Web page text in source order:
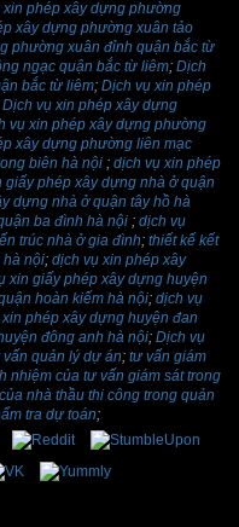
xin phép xây dựng phường
xây dựng phường xuân tảo
phường xuân đỉnh quận bắc từ
ngạc quận bắc từ liêm; Dịch
bắc từ liêm; Dịch vụ xin phép
Dịch vụ xin phép xây dựng
vụ xin phép xây dựng phường
xây dựng phường liên mạc
biên hà nội ; dịch vụ xin phép
giấy phép xây dựng nhà ở quận
dựng nhà ở quận tây hồ hà
ba đình hà nội ; dịch vụ
trúc nhà ở gia đình; thiết kế kết
hà nội; dịch vụ xin phép xây
xin giấy phép xây dựng huyện
hoàn kiếm hà nội; dịch vụ
phép xây dựng huyện đan
đông anh hà nội; Dịch vụ
vấn quản lý dự án; tư vấn giám
nhiệm của tư vấn giám sát trong
nhà thầu thi công trong quản
tra dự toán;